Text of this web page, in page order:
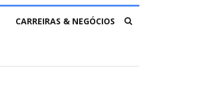
CARREIRAS & NEGÓCIOS